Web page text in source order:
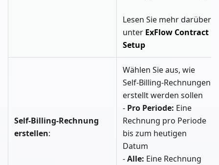
Lesen Sie mehr darüber
unter ExFlow Contract
Setup
Self-Billing-Rechnung
erstellen:
Wählen Sie aus, wie
Self-Billing-Rechnungen
erstellt werden sollen
- Pro Periode: Eine
Rechnung pro Periode
bis zum heutigen
Datum
-Alle: Eine Rechnung